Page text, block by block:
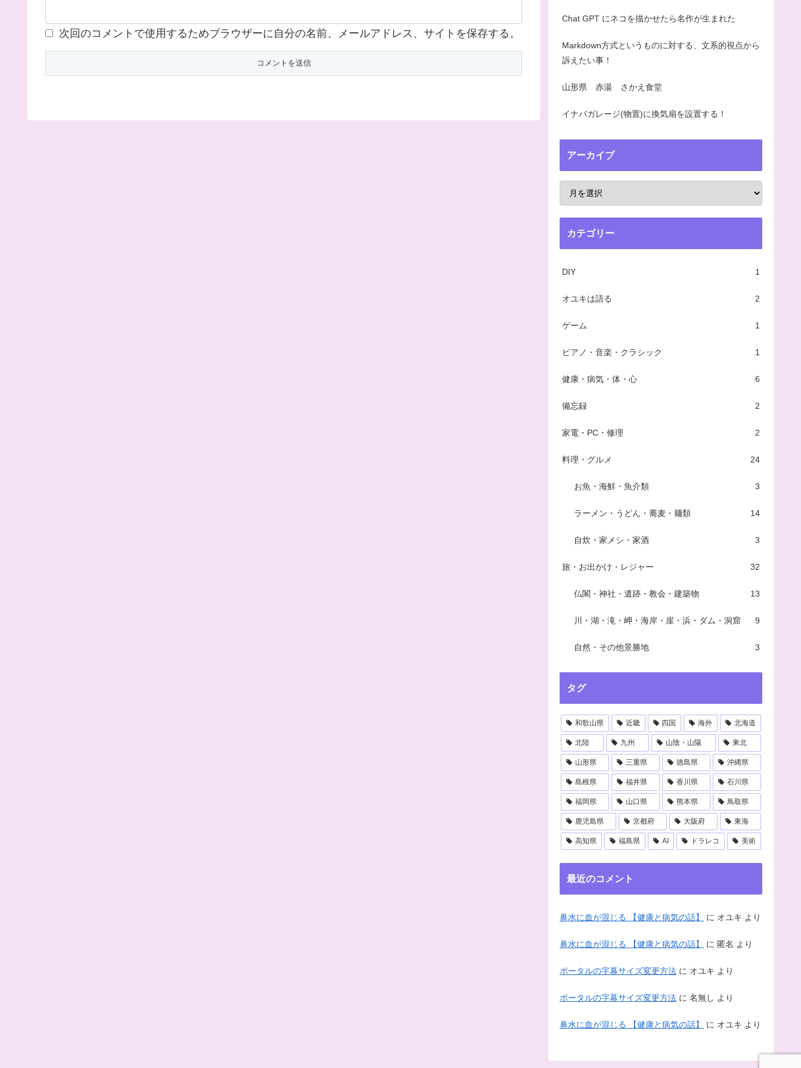
次回のコメントで使用するためブラウザーに自分の名前、メールアドレス、サイトを保存する。
Chat GPT にネコを描かせたら名作が生まれた
Markdown方式というものに対する、文系的視点から
訴えたい事！
山形県 赤湯 さかえ食堂
イナバガレージ(物置)に換気扇を設置する！
アーカイブ
カテゴリー
DIY 1
オユキは語る 2
ゲーム 1
ピアノ・音楽・クラシック 1
健康・病気・体・心 6
備忘録 2
家電・PC・修理 2
料理・グルメ 24
お魚・海鮮・魚介類 3
ラーメン・うどん・蕎麦・麺類 14
自炊・家メシ・家酒 3
旅・お出かけ・レジャー 32
仏閣・神社・遺跡・教会・建築物 13
川・湖・滝・岬・海岸・崖・浜・ダム・洞窟 9
自然・その他景勝地 3
タグ
和歌山県 近畿 四国 海外 北海道
北陸 九州 山陰・山陽 東北
山形県 三重県 徳島県 沖縄県
島根県 福井県 香川県 石川県
福岡県 山口県 熊本県 鳥取県
鹿児島県 京都府 大阪府 東海
高知県 福島県 AI ドラレコ 美術
最近のコメント
鼻水に血が混じる 【健康と病気の話】 に オユキ より
鼻水に血が混じる 【健康と病気の話】 に 匿名 より
ポータルの字幕サイズ変更方法 に オユキ より
ポータルの字幕サイズ変更方法 に 名無し より
鼻水に血が混じる 【健康と病気の話】 に オユキ より